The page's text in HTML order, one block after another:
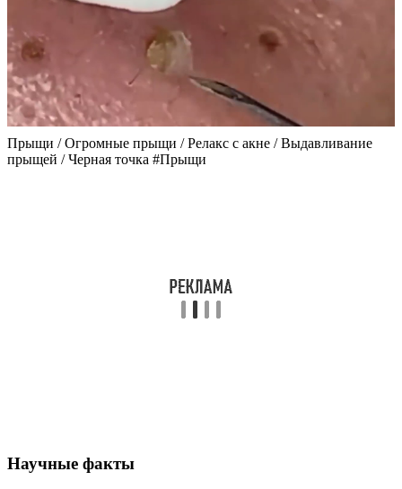
Прыщи / Огромные прыщи / Релакс с акне / Выдавливание
прыщей / Черная точка #Прыщи
Научные факты